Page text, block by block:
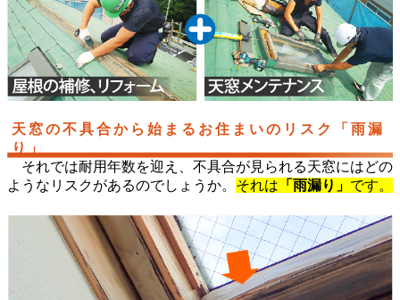
天窓の不具合から始まるお住まいのリスク「雨漏
り」
それでは耐用年数を迎え、不具合が見られる天窓にはどの
ようなリスクがあるのでしょうか。 それは 「雨漏り」 です。